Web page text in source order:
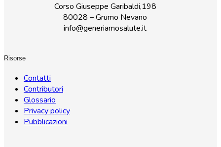
Corso Giuseppe Garibaldi,198
80028 – Grumo Nevano
info@generiamosalute.it
Risorse
Contatti
Contributori
Glossario
Privacy policy
Pubblicazioni